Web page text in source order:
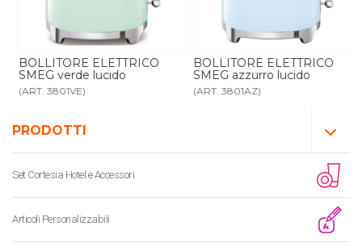
PRODOTTI
Set Cortesia Hotel e Accessori
Articoli Personalizzabili
BOLLITORE ELETTRICO
SMEG verde lucido
(ART. 3801VE)
BOLLITORE ELETTRICO
SMEG azzurro lucido
(ART. 3801AZ)